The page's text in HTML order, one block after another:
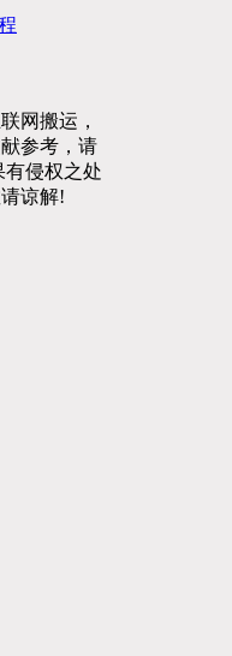
网搬运，
参考，请
有侵权之处
谅解!